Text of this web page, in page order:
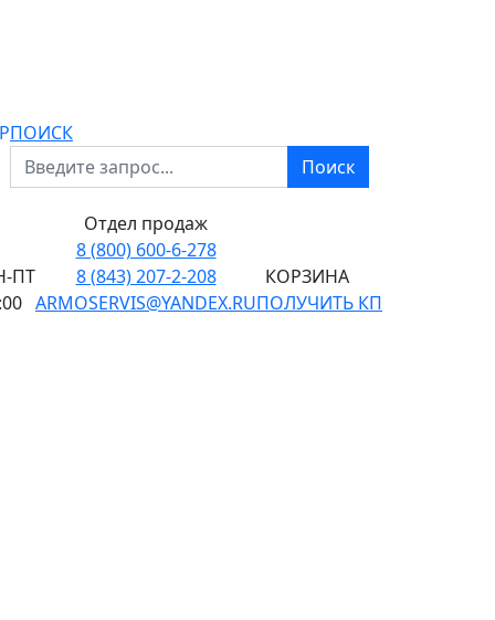
ПОИСК
Поиск
ПТ
Отдел продаж
8 (800) 600-6-278
8 (843) 207-2-208
ARMOSERVIS@YANDEX.RU
КОРЗИНА
ПОЛУЧИТЬ КП